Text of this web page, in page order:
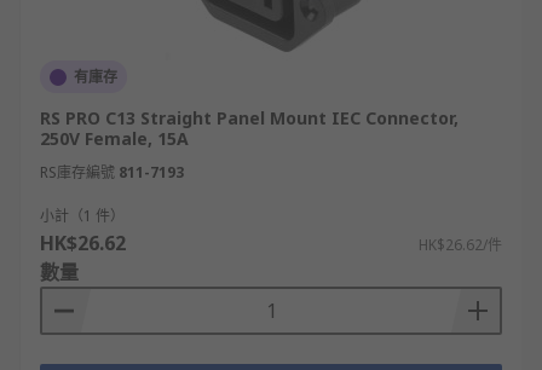
有庫存
RS PRO C13 Straight Panel Mount IEC Connector,
250V Female, 15A
RS庫存編號 811-7193
小計（1 件）
HK$26.62 HK$26.62/件
數量